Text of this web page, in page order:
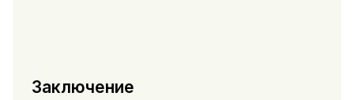
Заключение